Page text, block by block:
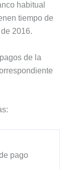
habitual
tiempo de
2016.
de la
pago